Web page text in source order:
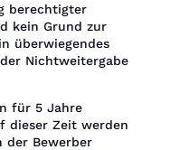
berechtigter
kein Grund zur
überwiegendes
Nichtweitergabe
für 5 Jahre
dieser Zeit werden
der Bewerber